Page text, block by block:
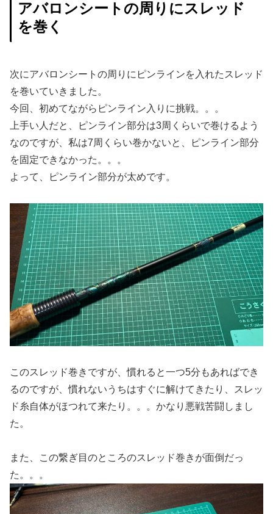
アバロンシートの周りにスレッド
を巻く
次にアバロンシートの周りにピンラインを入れたスレッド
を巻いていきました。
今回、初めてながらピンライン入りに挑戦。。。
上手い人だと、ピンライン部分は3周くらいで巻けるよう
なのですが、私は7周くらい巻かないと、ピンライン部分
を固定できなかった。。。
よって、ピンライン部分が太めです。
このスレッド巻きですが、慣れると一つ5分もあればでき
るのですが、慣れないうちはすぐに解けてきたり、スレッ
ド糸自体がほつれて来たり。。。かなり悪戦苦闘しまし
た。
また、この繋ぎ目のところのスレッド巻きが面倒だっ
た。。。